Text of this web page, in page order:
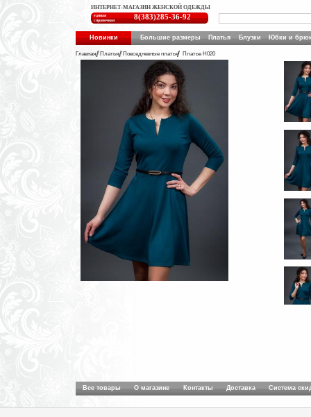
ИНТЕРНЕТ-МАГАЗИН ЖЕНСКОЙ ОДЕЖДЫ
единая
справочная
8(383)285-36-92
Новинки Большие размеры Платья Блузки Юбки и
Главная Платья Повседневные платья Платье Н020
Все товары О магазине Контакты Доставка Система